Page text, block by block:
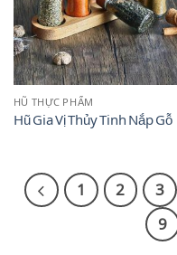
HŨ THỰC PHẨM
Hũ Gia Vị Thủy Tinh Nắp Gỗ
1 2 3
9